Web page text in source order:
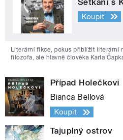
Setkání s
Koupit
Literární fikce, pokus přiblížit literární
filozofa, ale hlavně člověka Karla
Případ Holečkovi
Bianca Bellová
Koupit
Tajuplný ostrov